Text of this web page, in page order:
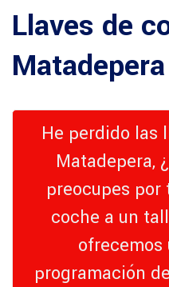
Llaves de
Matadepera
He perdido las
Matadepera,
preocupes
coche a un
programación